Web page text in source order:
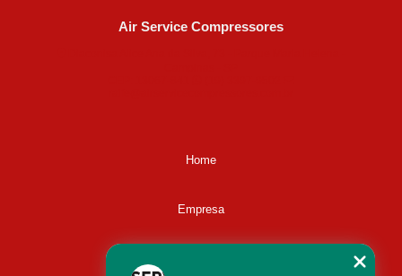
Air Service Compressores
Home
Empresa